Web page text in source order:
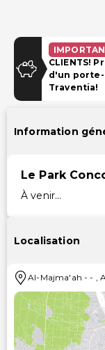
CLIENTS!
d'un porte-
Traventia!
Information
Le Park
À venir...
Localisation
Al-Majma'ah -- ,